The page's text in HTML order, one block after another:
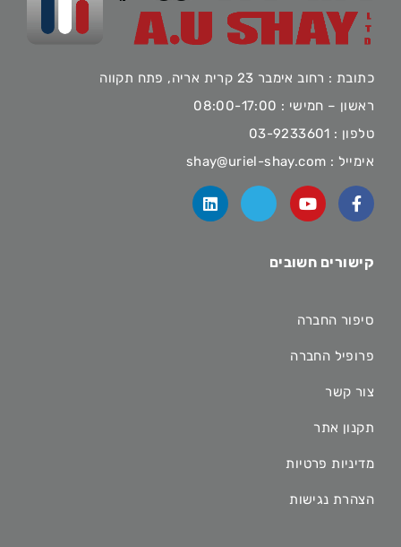
כתובת : רחוב אימבר 23 קרית אריה, פתח תקווה
ראשון – חמישי : 08:00-17:00
טלפון : 03-9233601
אימייל : shay@uriel-shay.com
קישורים חשובים
סיפור החברה
פרופיל החברה
צור קשר
תקנון אתר
מדיניות פרטיות
הצהרת נגישות